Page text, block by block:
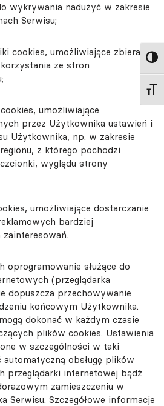
wykrywania nadużyć w zakresie
Serwisu;
cookies, umożliwiające zbieranie
ze stron
umożliwiające
przez Użytkownika ustawień i
Użytkownika, np. w zakresie
z którego pochodzi
wyglądu strony
umożliwiające dostarczanie
bardziej
oprogramowanie służące do
(przeglądarka
dopuszcza przechowywanie
końcowym Użytkownika.
dokonać w każdym czasie
plików cookies. Ustawienia
w szczególności w taki
obsługę plików
przeglądarki internetowej bądź
zamieszczeniu w
Serwisu. Szczegółowe informacje